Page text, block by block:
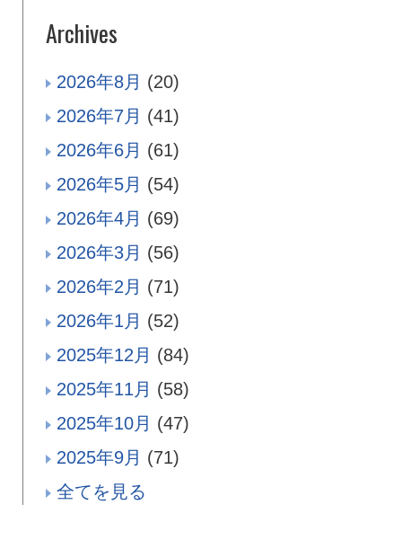
Archives
2026年8月 (20)
2026年7月 (41)
2026年6月 (61)
2026年5月 (54)
2026年4月 (69)
2026年3月 (56)
2026年2月 (71)
2026年1月 (52)
2025年12月 (84)
2025年11月 (58)
2025年10月 (47)
2025年9月 (71)
全てを見る